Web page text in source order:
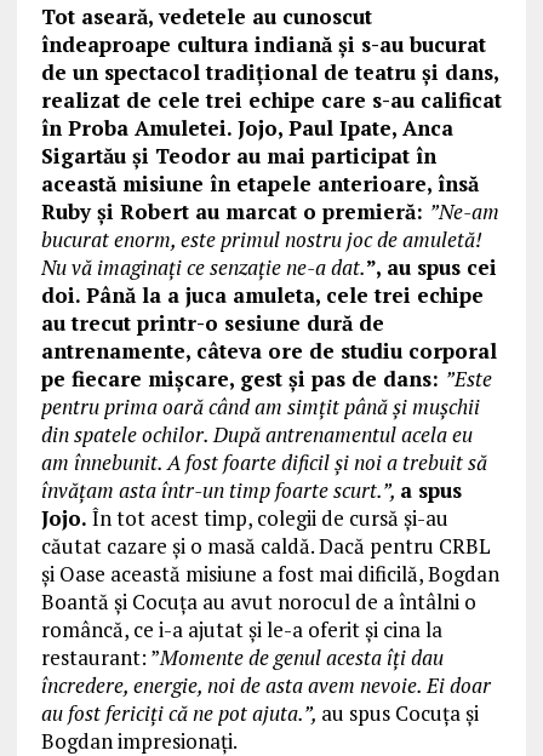
Tot aseară, vedetele au cunoscut
îndeaproape cultura indiană și s-au bucurat
de un spectacol tradițional de teatru și dans,
realizat de cele trei echipe care s-au calificat
în Proba Amuletei. Jojo, Paul Ipate, Anca
Sigartău și Teodor au mai participat în
această misiune în etapele anterioare, însă
Ruby și Robert au marcat o premieră: ”Ne-am
bucurat enorm, este primul nostru joc de amuletă!
Nu vă imaginați ce senzație ne-a dat.”, au spus cei
doi. Până la a juca amuleta, cele trei echipe
au trecut printr-o sesiune dură de
antrenamente, câteva ore de studiu corporal
pe fiecare mișcare, gest și pas de dans: ”Este
pentru prima oară când am simțit până și mușchii
din spatele ochilor. După antrenamentul acela eu
am înnebunit. A fost foarte dificil și noi a trebuit să
învățam asta într-un timp foarte scurt.”, a spus
Jojo. În tot acest timp, colegii de cursă și-au
căutat cazare și o masă caldă. Dacă pentru CRBL
și Oase această misiune a fost mai dificilă, Bogdan
Boantă și Cocuța au avut norocul de a întâlni o
româncă, ce i-a ajutat și le-a oferit și cina la
restaurant: ”Momente de genul acesta îți dau
încredere, energie, noi de asta avem nevoie. Ei doar
au fost fericiți că ne pot ajuta.”, au spus Cocuța și
Bogdan impresionați.